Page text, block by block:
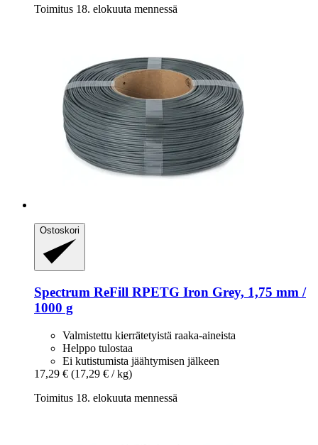
Toimitus 18. elokuuta mennessä
Ostoskori
Spectrum ReFill RPETG Iron Grey, 1,75 mm /
1000 g
Valmistettu kierrätetyistä raaka-aineista
Helppo tulostaa
Ei kutistumista jäähtymisen jälkeen
17,29 € (17,29 € / kg)
Toimitus 18. elokuuta mennessä